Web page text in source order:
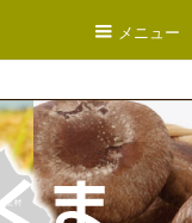
メニュー